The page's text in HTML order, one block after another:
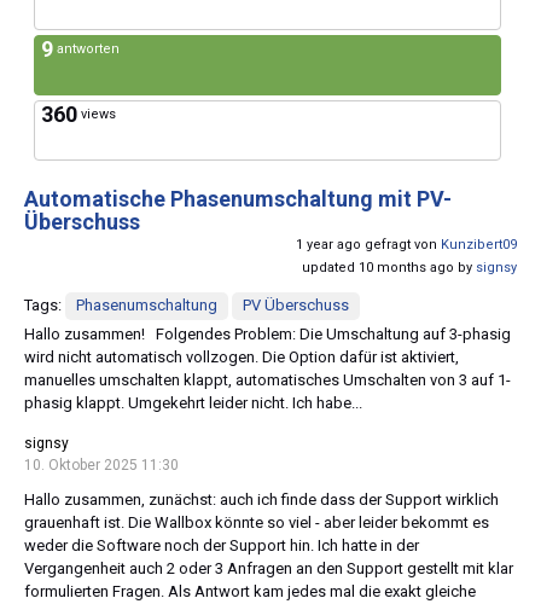
9 antworten
360 views
Automatische Phasenumschaltung mit PV-
Überschuss
1 year ago gefragt von Kunzibert09
updated 10 months ago by signsy
Tags: Phasenumschaltung
PV Überschuss
Hallo zusammen! Folgendes Problem: Die Umschaltung auf 3-phasig
wird nicht automatisch vollzogen. Die Option dafür ist aktiviert,
manuelles umschalten klappt, automatisches Umschalten von 3 auf 1-
phasig klappt. Umgekehrt leider nicht. Ich habe...
signsy
10. Oktober 2025 11:30
Hallo zusammen, zunächst: auch ich finde dass der Support wirklich
grauenhaft ist. Die Wallbox könnte so viel - aber leider bekommt es
weder die Software noch der Support hin. Ich hatte in der
Vergangenheit auch 2 oder 3 Anfragen an den Support gestellt mit klar
formulierten Fragen. Als Antwort kam jedes mal die exakt gleiche